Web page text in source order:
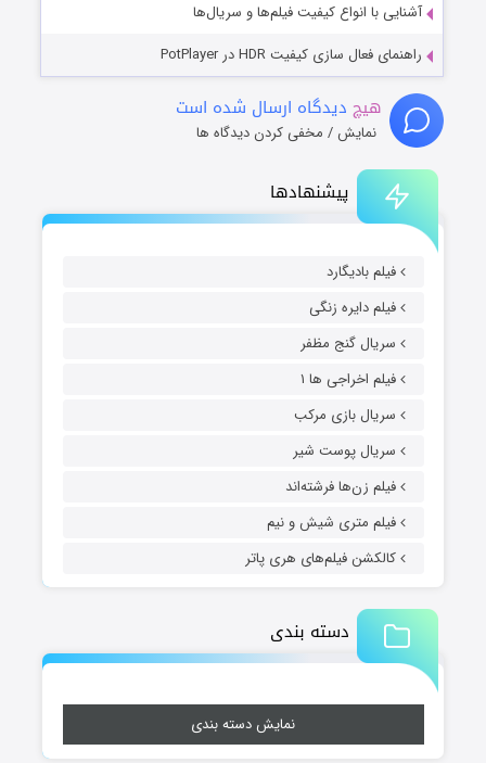
پیشنهادها
فیلم بادیگارد
فیلم دایره زنگی
سریال گنج مظفر
فیلم اخراجی ها ۱
سریال بازی مرکب
سریال پوست شیر
فیلم زن‌ها فرشته‌اند
فیلم متری شیش و نیم
کالکشن فیلم‌های هری پاتر
دسته بندی
نمایش دسته بندی
آشنایی با انواع کیفیت فیلم‌ها و سریال‌ها
راهنمای فعال سازی کیفیت HDR در PotPlayer
هیچ دیدگاه ارسال شده است
نمایش / مخفی کردن دیدگاه ها